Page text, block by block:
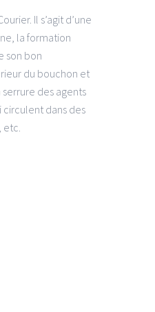
Il s’agit d’une
la formation
son bon
du bouchon et
des agents
circulent dans des
etc.